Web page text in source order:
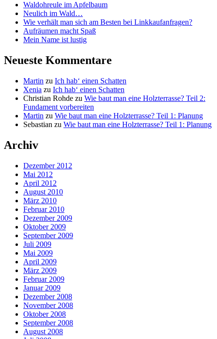
Waldohreule im Apfelbaum
Neulich im Wald…
Wie verhält man sich am Besten bei Linkkaufanfragen?
Aufräumen macht Spaß
Mein Name ist lustig
Neueste Kommentare
Martin zu Ich hab‘ einen Schatten
Xenia zu Ich hab‘ einen Schatten
Christian Rohde zu Wie baut man eine Holzterrasse? Teil 2:
Fundament vorbereiten
Martin zu Wie baut man eine Holzterrasse? Teil 1: Planung
Sebastian zu Wie baut man eine Holzterrasse? Teil 1: Planung
Archiv
Dezember 2012
Mai 2012
April 2012
August 2010
März 2010
Februar 2010
Dezember 2009
Oktober 2009
September 2009
Juli 2009
Mai 2009
April 2009
März 2009
Februar 2009
Januar 2009
Dezember 2008
November 2008
Oktober 2008
September 2008
August 2008